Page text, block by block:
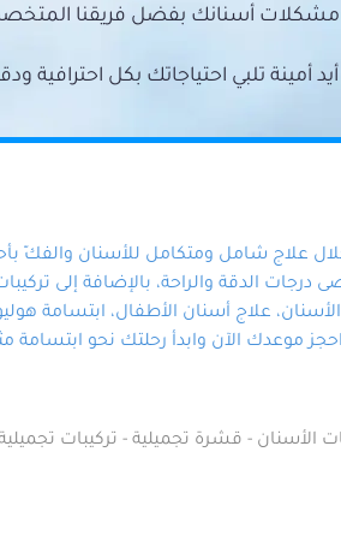
مشكلات أسنانك بفضل فريقنا
تلبي احتياجاتك بكل احترافية
علاج شامل ومتكامل للأسنان والفكّ
الدقة والراحة، بالإضافة إلى
علاج أسنان الأطفال، ابتسامة
موعدك الآن وابدأ رحلتك نحو ابتسامة
الأسنان - قشرة تجميلية - تركيبات